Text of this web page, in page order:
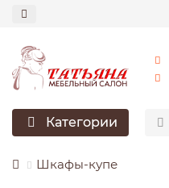
Категории
Шкафы-купе